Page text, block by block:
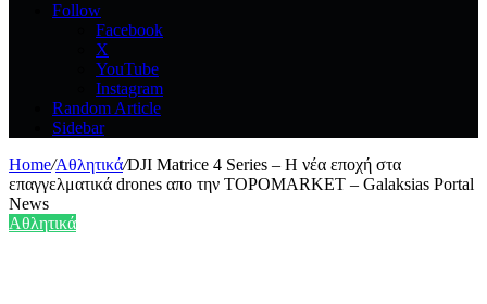
Follow
Facebook
X
YouTube
Instagram
Random Article
Sidebar
Home/Αθλητικά/DJI Matrice 4 Series – Η νέα εποχή στα
επαγγελματικά drones απο την TOPOMARKET – Galaksias Portal
News
Αθλητικά